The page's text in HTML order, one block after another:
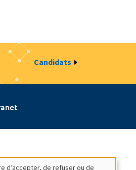
Candidats
d’accepter, de refuser ou de